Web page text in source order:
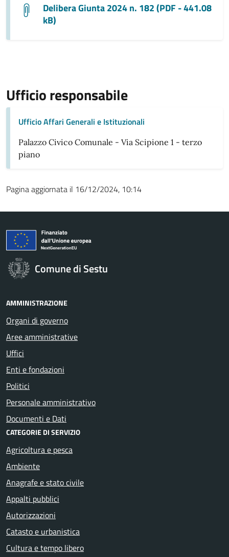
Delibera Giunta 2024 n. 182 (PDF - 441.08
kB)
Ufficio responsabile
Ufficio Affari Generali e Istituzionali
Palazzo Civico Comunale - Via Scipione 1 - terzo
piano
Pagina aggiornata il 16/12/2024, 10:14
Comune di Sestu
AMMINISTRAZIONE
Organi di governo
Aree amministrative
Uffici
Enti e fondazioni
Politici
Personale amministrativo
Documenti e Dati
CATEGORIE DI SERVIZIO
Agricoltura e pesca
Ambiente
Anagrafe e stato civile
Appalti pubblici
Autorizzazioni
Catasto e urbanistica
Cultura e tempo libero